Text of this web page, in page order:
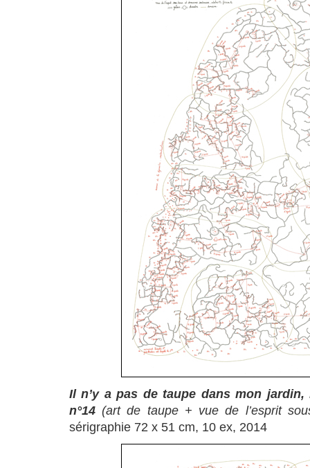
Iln’y a pas de taupe dans mon
n°14 (art de taupe + vue de l’esprit
sérigraphie 72 x 51 cm, 10 ex, 2014